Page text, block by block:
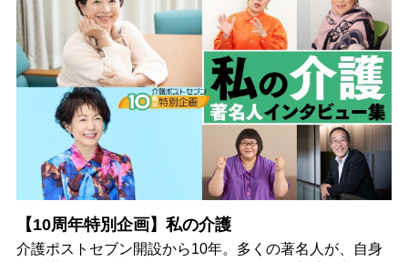
【10周年特別企画】私の介護
介護ポストセブン開設から10年。多くの著名人が、自身